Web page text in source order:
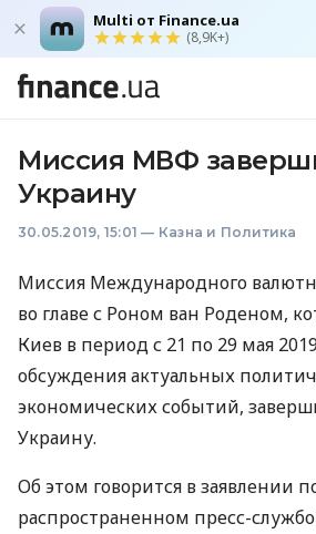
Multi от Finance.ua
(8,9K+)
Миссия МВФ
Украину
30.05.2019, 15:01 — Казна и Политика
Миссия Международного
во главе с Роном ван Роденом,
Киев в период с 21 по 29 мая
обсуждения актуальных
экономических событий,
Украину.
Об этом говорится в заявлении
распространенном пресс-